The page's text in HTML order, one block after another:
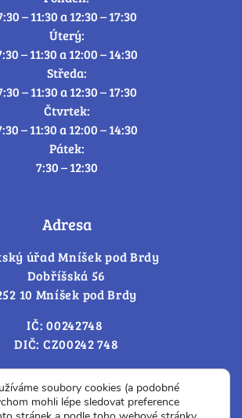
– 11:30 a 12:30 – 17:30
Úterý:
– 11:30 a 12:00 – 14:30
Středa:
– 11:30 a 12:30 – 17:30
Čtvrtek:
– 11:30 a 12:00 – 14:30
Pátek:
7:30 – 12:30
Adresa
úřad Mníšek pod Brdy
Dobříšská 56
10 Mníšek pod Brdy
IČ: 00242748
DIČ: CZ00242 748
– změna souhlasu
soubory cookies (a podobné
mohli lépe sledovat preference